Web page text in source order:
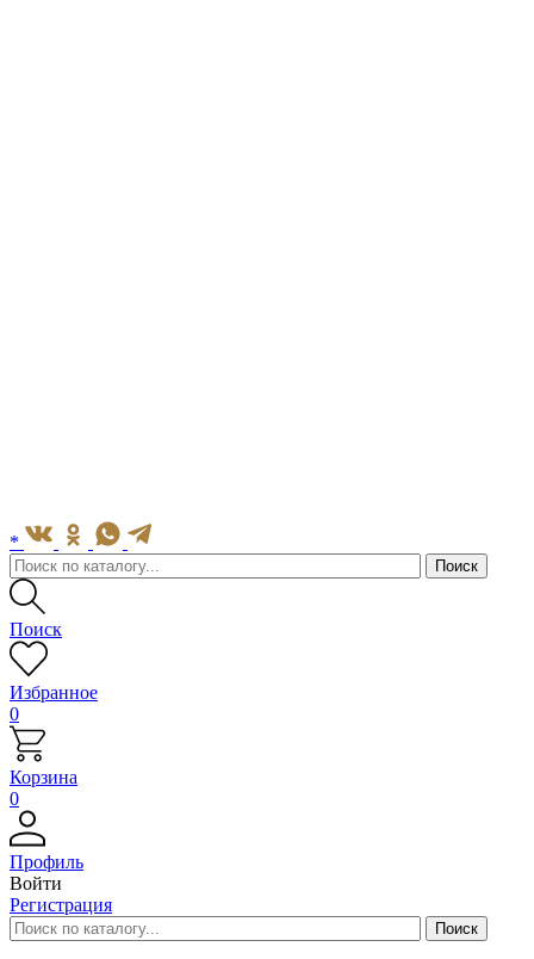
*
Поиск
Избранное
0
Корзина
0
Профиль
Войти
Регистрация